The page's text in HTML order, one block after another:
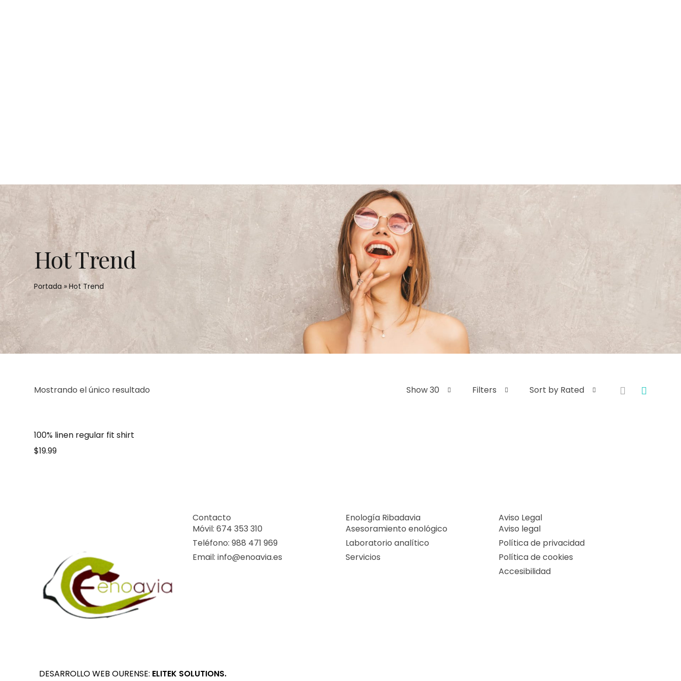
Hot Trend
Portada»Hot Trend
Mostrando el único resultado Show 30 Filters Sort by Rated
100% linen regular fit shirt
$19.99
Contacto
Móvil: 674 353 310
Teléfono: 988 471 969
Email: info@enoavia.es
Enología Ribadavia
Asesoramiento enológico
Laboratorio analítico
Servicios
Aviso Legal
Aviso legal
Política de privacidad
Política de cookies
Accesibilidad
DESARROLLO WEB OURENSE: ELITEK SOLUTIONS.